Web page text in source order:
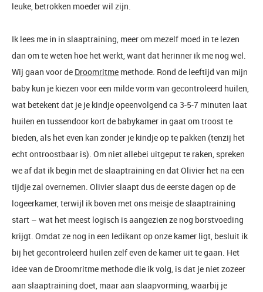
leuke, betrokken moeder wil zijn.
Ik lees me in in slaaptraining, meer om mezelf moed in te lezen
dan om te weten hoe het werkt, want dat herinner ik me nog wel.
Wij gaan voor de Droomritme methode. Rond de leeftijd van mijn
baby kun je kiezen voor een milde vorm van gecontroleerd huilen,
wat betekent dat je je kindje opeenvolgend ca 3-5-7 minuten laat
huilen en tussendoor kort de babykamer in gaat om troost te
bieden, als het even kan zonder je kindje op te pakken (tenzij het
echt ontroostbaar is). Om niet allebei uitgeput te raken, spreken
we af dat ik begin met de slaaptraining en dat Olivier het na een
tijdje zal overnemen. Olivier slaapt dus de eerste dagen op de
logeerkamer, terwijl ik boven met ons meisje de slaaptraining
start – wat het meest logisch is aangezien ze nog borstvoeding
krijgt. Omdat ze nog in een ledikant op onze kamer ligt, besluit ik
bij het gecontroleerd huilen zelf even de kamer uit te gaan. Het
idee van de Droomritme methode die ik volg, is dat je niet zozeer
aan slaaptraining doet, maar aan slaapvorming, waarbij je